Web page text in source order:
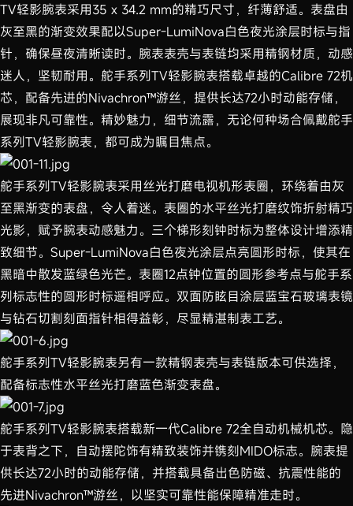
TV轻影腕表采用35 x 34.2 mm的精巧尺寸，纤薄舒适。表盘由
灰至黑的渐变效果配以Super-LumiNova白色夜光涂层时标与指
针，确保昼夜清晰读时。腕表表壳与表链均采用精钢材质，动感
迷人，坚韧耐用。舵手系列TV轻影腕表搭载卓越的Calibre 72机
芯，配备先进的Nivachron™游丝，提供长达72小时动能存储，
展现非凡可靠性。精妙魅力，细节流露，无论何种场合佩戴舵手
系列TV轻影腕表，都可成为瞩目焦点。
舵手系列TV轻影腕表采用丝光打磨电视机形表圈，环绕着由灰
至黑渐变的表盘，令人着迷。表圈的水平丝光打磨纹饰折射精巧
光影，赋予腕表动感魅力。三个梯形刻钟时标为整体设计增添精
致细节。Super-LumiNova白色夜光涂层点亮圆形时标，使其在
黑暗中散发蓝绿色光芒。表圈12点钟位置的圆形参考点与舵手系
列标志性的圆形时标遥相呼应。双面防眩目涂层蓝宝石玻璃表镜
与钻石切割刻面指针相得益彰，尽显精湛制表工艺。
舵手系列TV轻影腕表另有一款精钢表壳与表链版本可供选择，
配备标志性水平丝光打磨蓝色渐变表盘。
舵手系列TV轻影腕表搭载新一代Calibre 72全自动机械机芯。隐
于表背之下，自动摆陀饰有精致装饰并镌刻MIDO标志。腕表提
供长达72小时的动能存储，并搭载具备出色防磁、抗震性能的
先进Nivachron™游丝，以坚实可靠性能保障精准走时。